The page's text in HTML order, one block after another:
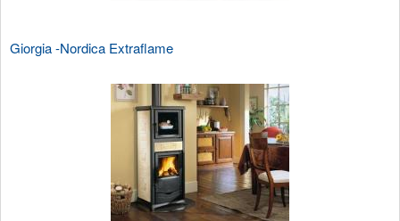
Giorgia -Nordica Extraflame